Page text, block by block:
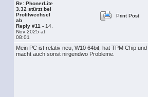
Re: PhonerLite
3.32 stürzt bei
Profilwechsel
ab
Reply #11 - 14.
Nov 2025 at
08:01
Print Post
Mein PC ist relativ neu, W10 64bit, hat TPM Chip und
macht auch sonst nirgendwo Probleme.